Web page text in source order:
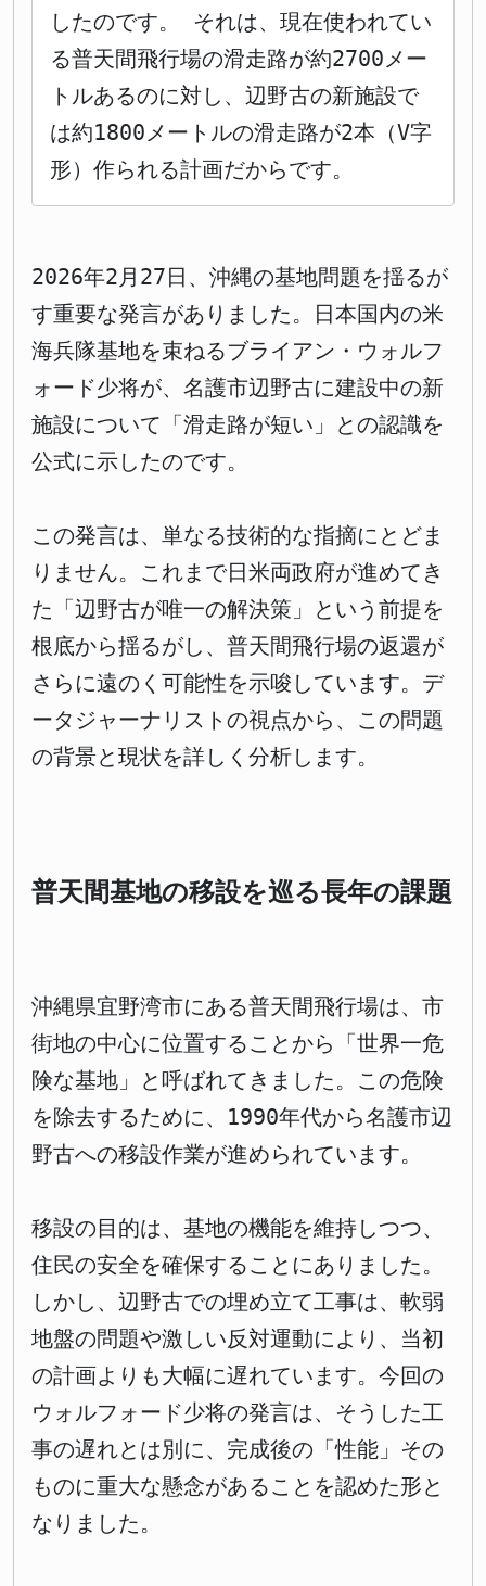
したのです。 それは、現在使われてい
る普天間飛行場の滑走路が約2700メー
トルあるのに対し、辺野古の新施設で
は約1800メートルの滑走路が2本（V字
形）作られる計画だからです。
2026年2月27日、沖縄の基地問題を揺るが
す重要な発言がありました。日本国内の米
海兵隊基地を束ねるブライアン・ウォルフ
ォード少将が、名護市辺野古に建設中の新
施設について「滑走路が短い」との認識を
公式に示したのです。
この発言は、単なる技術的な指摘にとどま
りません。これまで日米両政府が進めてき
た「辺野古が唯一の解決策」という前提を
根底から揺るがし、普天間飛行場の返還が
さらに遠のく可能性を示唆しています。デ
ータジャーナリストの視点から、この問題
の背景と現状を詳しく分析します。
普天間基地の移設を巡る長年の課題
沖縄県宜野湾市にある普天間飛行場は、市
街地の中心に位置することから「世界一危
険な基地」と呼ばれてきました。この危険
を除去するために、1990年代から名護市辺
野古への移設作業が進められています。
移設の目的は、基地の機能を維持しつつ、
住民の安全を確保することにありました。
しかし、辺野古での埋め立て工事は、軟弱
地盤の問題や激しい反対運動により、当初
の計画よりも大幅に遅れています。今回の
ウォルフォード少将の発言は、そうした工
事の遅れとは別に、完成後の「性能」その
ものに重大な懸念があることを認めた形と
なりました。